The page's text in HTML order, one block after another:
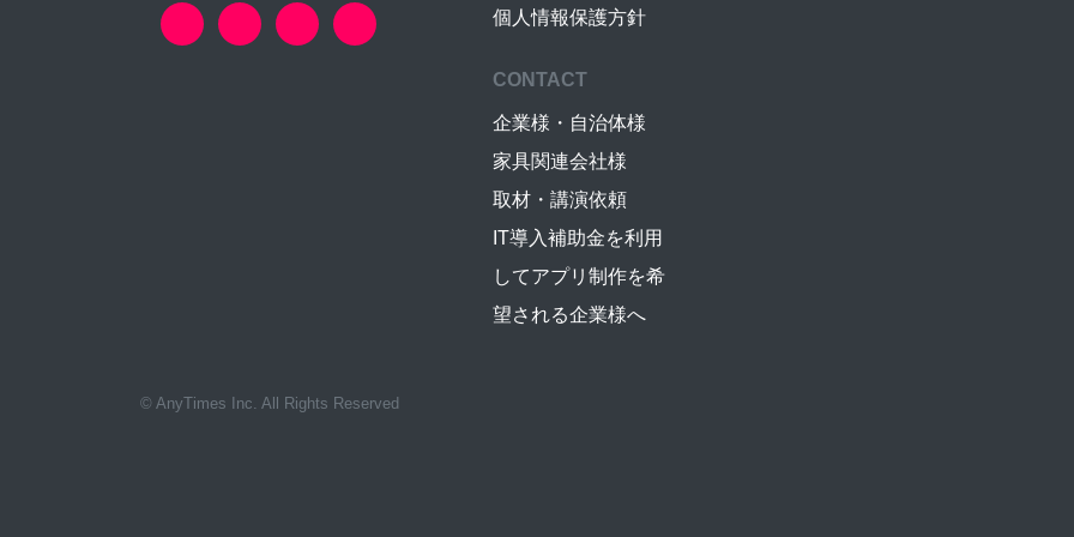
個人情報保護方針
CONTACT
企業様・自治体様
家具関連会社様
取材・講演依頼
IT導入補助金を利用
してアプリ制作を希
望される企業様へ
© AnyTimes Inc. All Rights Reserved